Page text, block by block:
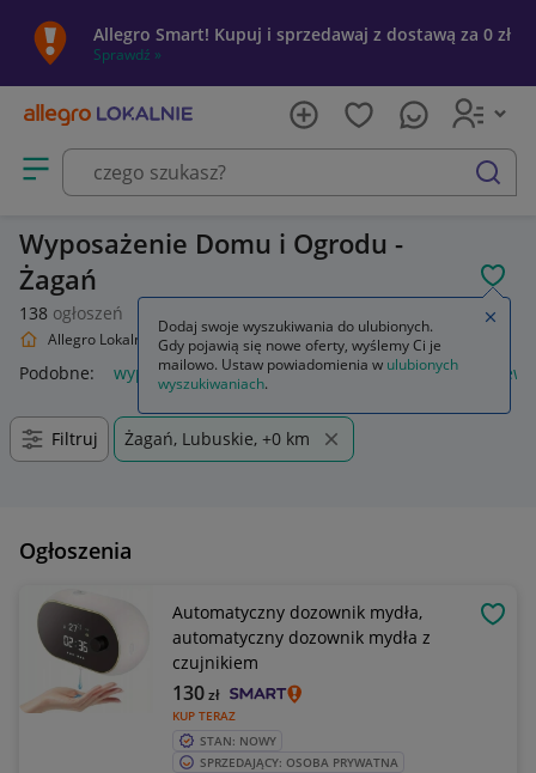
Allegro Smart! Kupuj i sprzedawaj z dostawą za 0 zł
Sprawdź »
Otwórz menu z kategoriami
szukaj
Wyposażenie Domu i Ogrodu -
Żagań
138 ogłoszeń
Allegro Lokalnie Dom i Ogród Wyposażenie
Podobne: wyposażenie piórnik z wyposażeniem plecak
Filtruj Żagań, Lubuskie, +0 km
Ogłoszenia
Automatyczny dozownik mydła,
automatyczny dozownik mydła z
czujnikiem
KUP TERAZ
130zł
STAN: NOWY
SPRZEDAJĄCY: OSOBA PRYWATNA
Dodaj swoje wyszukiwania do ulubionych.
Gdy pojawią się nowe oferty, wyślemy Ci je
mailowo. Ustaw powiadomienia w ulubionych
wyszukiwaniach.